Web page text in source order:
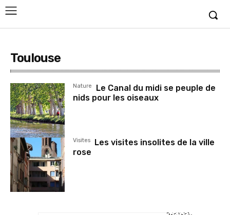
Toulouse
Nature
Le Canal du midi se peuple de
nids pour les oiseaux
Visites
Les visites insolites de la ville
rose